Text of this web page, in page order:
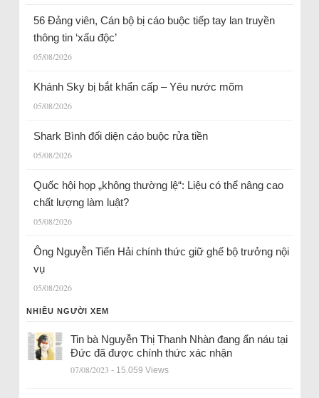
56 Đảng viên, Cán bộ bị cáo buộc tiếp tay lan truyền
thông tin ‘xấu độc’
05/08/2026
Khánh Sky bị bắt khẩn cấp – Yêu nước mõm
05/08/2026
Shark Bình đối diện cáo buộc rửa tiền
05/08/2026
Quốc hội họp „không thường lệ“: Liệu có thể nâng cao
chất lượng làm luật?
05/08/2026
Ông Nguyễn Tiến Hải chính thức giữ ghế bộ trưởng nội
vụ
05/08/2026
NHIỀU NGƯỜI XEM
Tin bà Nguyễn Thị Thanh Nhàn đang ẩn náu tại
Đức đã được chính thức xác nhận
07/08/2023 - 15.059 Views